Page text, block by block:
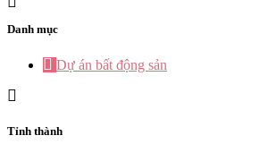
Danh mục
Dự án bất động sản
Tỉnh thành